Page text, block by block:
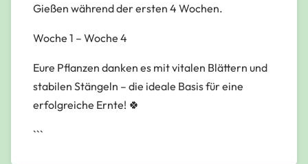
Gießen während der ersten 4 Wochen.
Woche 1 – Woche 4
Eure Pflanzen danken es mit vitalen Blättern und
stabilen Stängeln – die ideale Basis für eine
erfolgreiche Ernte! 🍀
```